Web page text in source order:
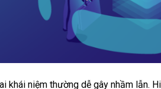
khái niệm thường dễ gây nhầm lẫn.